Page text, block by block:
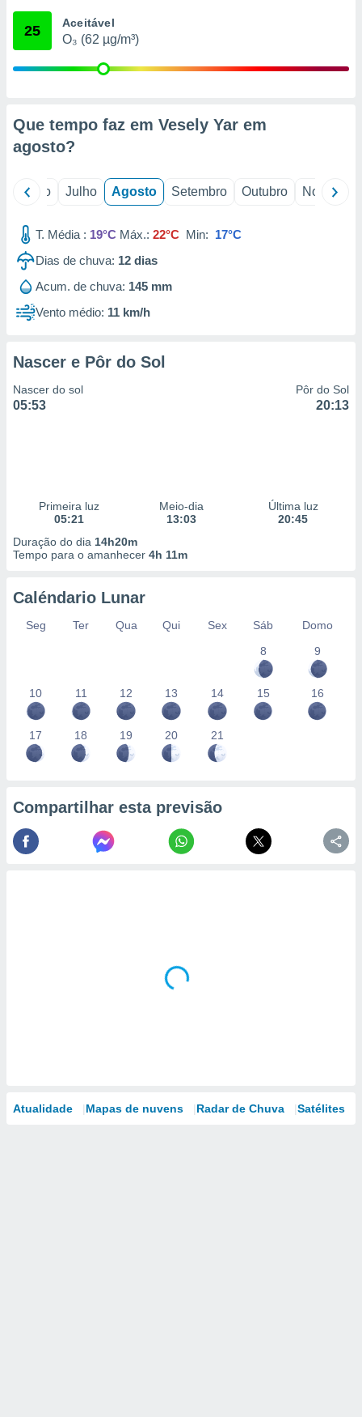
através
1199
25 Aceitável
O₃ (62 µg/m³)
Que tempo faz em Vesely Yar em
agosto?
Junho Julho Agosto Setembro Outubro Novembro
T. Média : 19°C Máx.: 22°C Min: 17°C
Dias de chuva: 12 dias
Acum. de chuva: 145 mm
Vento médio: 11 km/h
Nascer e Pôr do Sol
Nascer do sol
05:53
Pôr do Sol
20:13
Primeira luz
05:21
Meio-dia
13:03
Última luz
20:45
Duração do dia 14h20m
Tempo para o amanhecer 4h 11m
Caléndario Lunar
Seg Ter Qua Qui Sex Sáb
Domo
8
9
10 11 12 13 14 15 16
17 18 19 20 21
Compartilhar esta previsão
Atualidade Mapas de nuvens Radar de Chuva Satélites